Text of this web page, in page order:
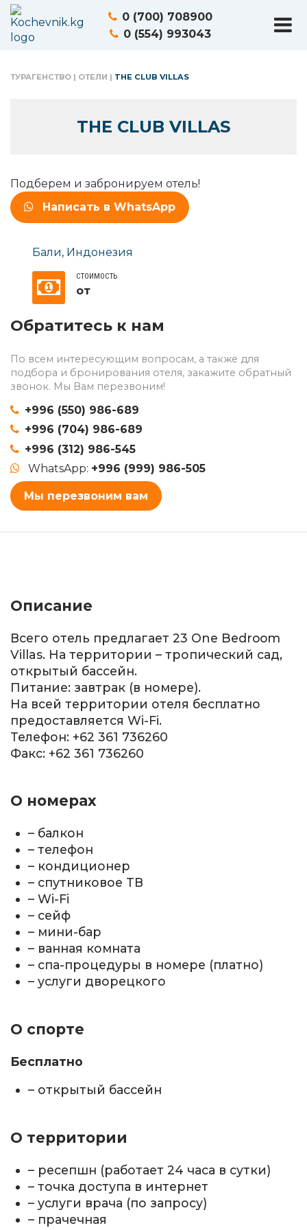
0 (700) 708900
0 (554) 993043
ТУРАГЕНСТВО | ОТЕЛИ | THE CLUB VILLAS
THE CLUB VILLAS
Подберем и забронируем отель!
Написать в WhatsApp
Бали, Индонезия
СТОИМОСТЬ
от
Обратитесь к нам
По всем интересующим вопросам, а также для
подбора и бронирования отеля, закажите обратный
звонок. Мы Вам перезвоним!
+996 (550) 986-689
+996 (704) 986-689
+996 (312) 986-545
WhatsApp: +996 (999) 986-505
Мы перезвоним вам
Описание
Всего отель предлагает 23 One Bedroom
Villas. На территории – тропический сад,
открытый бассейн.
Питание: завтрак (в номере).
На всей территории отеля бесплатно
предоставляется Wi-Fi.
Телефон: +62 361 736260
Факс: +62 361 736260
О номерах
– балкон
– телефон
– кондиционер
– спутниковое ТВ
– Wi-Fi
– сейф
– мини-бар
– ванная комната
– спа-процедуры в номере (платно)
– услуги дворецкого
О спорте
Бесплатно
– открытый бассейн
О территории
– ресепшн (работает 24 часа в сутки)
– точка доступа в интернет
– услуги врача (по запросу)
– прачечная